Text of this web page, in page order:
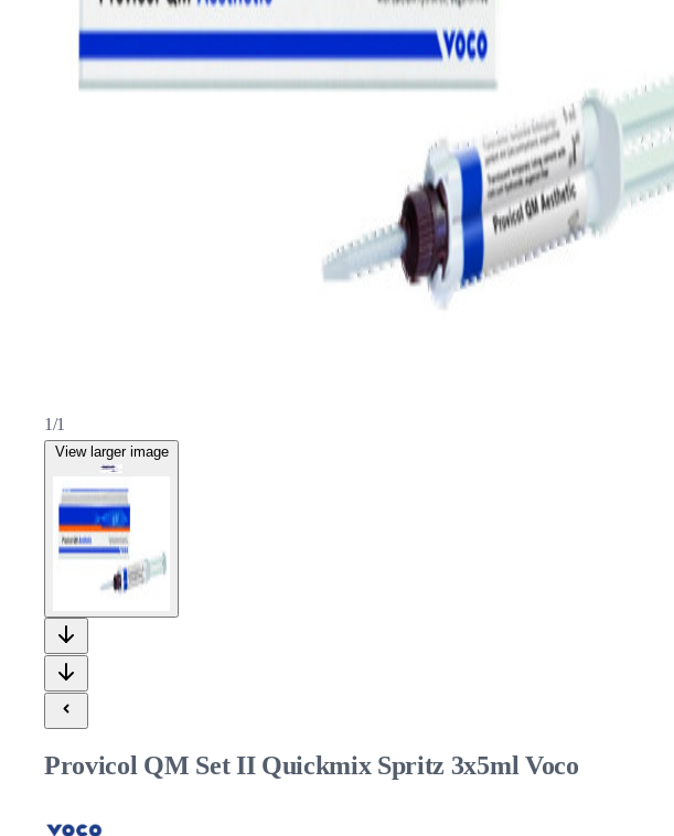
1/1
View larger image
Provicol QM Set II Quickmix Spritz 3x5ml Voco